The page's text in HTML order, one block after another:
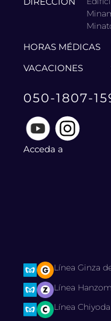
HORAS MÉDICAS
VACACIONES
050-1807-
Acceda a
Línea Ginza
Línea
Línea